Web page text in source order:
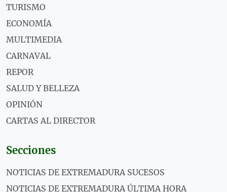
TURISMO
ECONOMÍA
MULTIMEDIA
CARNAVAL
REPOR
SALUD Y BELLEZA
OPINIÓN
CARTAS AL DIRECTOR
Secciones
NOTICIAS DE EXTREMADURA SUCESOS
NOTICIAS DE EXTREMADURA ÚLTIMA HORA